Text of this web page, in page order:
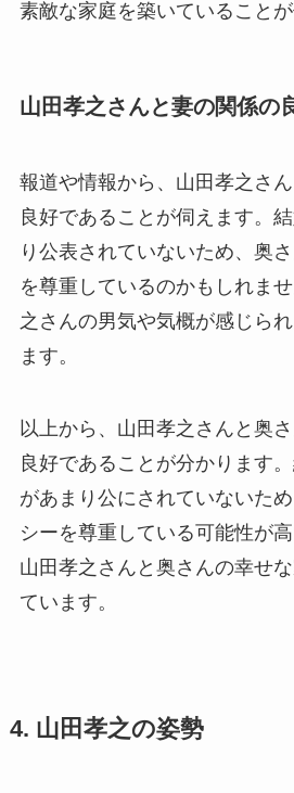
素敵な家庭を築いていることが
山田孝之さんと妻の関係の
報道や情報から、山田孝之さ
良好であることが伺えます。
り公表されていないため、奥
を尊重しているのかもしれま
之さんの男気や気概が感じら
ます。
以上から、山田孝之さんと奥
良好であることが分かります
があまり公にされていないた
シーを尊重している可能性が
山田孝之さんと奥さんの幸せ
ています。
4. 山田孝之の姿勢